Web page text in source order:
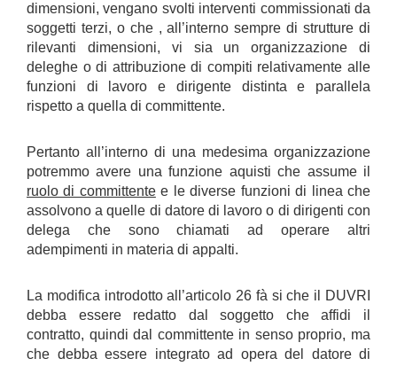
dimensioni, vengano svolti interventi commissionati da
soggetti terzi, o che , all’interno sempre di strutture di
rilevanti dimensioni, vi sia un organizzazione di
deleghe o di attribuzione di compiti relativamente alle
funzioni di lavoro e dirigente distinta e parallela
rispetto a quella di committente.
Pertanto all’interno di una medesima organizzazione
potremmo avere una funzione aquisti che assume il
ruolo di committentee le diverse funzioni di linea che
assolvono a quelle di datore di lavoro o di dirigenti con
delega che sono chiamati ad operare altri
adempimenti in materia di appalti.
La modifica introdotto all’articolo 26 fà si che il DUVRI
debba essere redatto dal soggetto che affidi il
contratto, quindi dal committente in senso proprio, ma
che debba essere integrato ad opera del datore di